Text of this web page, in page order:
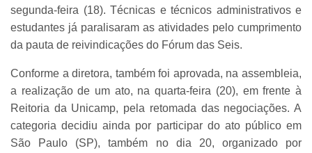
segunda-feira (18). Técnicas e técnicos administrativos e
estudantes já paralisaram as atividades pelo cumprimento
da pauta de reivindicações do Fórum das Seis.
Conforme a diretora, também foi aprovada, na assembleia,
a realização de um ato, na quarta-feira (20), em frente à
Reitoria da Unicamp, pela retomada das negociações. A
categoria decidiu ainda por participar do ato público em
São Paulo (SP), também no dia 20, organizado por